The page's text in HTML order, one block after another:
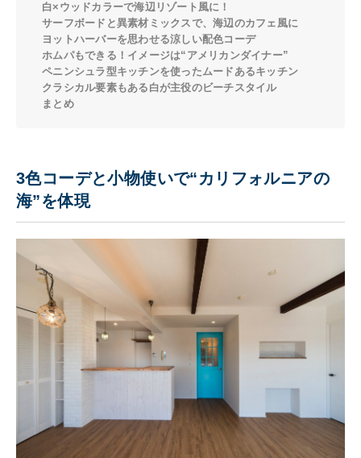
白×ウッドカラーで海辺リゾート風に！
サーフボードと異素材ミックスで、海辺のカフェ風に
ヨットハーバーを思わせる涼しい配色コーデ
ホムパもできる！イメージは“アメリカンダイナー”
ペニンシュラ型キッチンを使ったムードあるキッチン
クラシカル要素もある白が主役のビーチスタイル
まとめ
3色コーデと小物使いで“カリフォルニアの
海”を体現